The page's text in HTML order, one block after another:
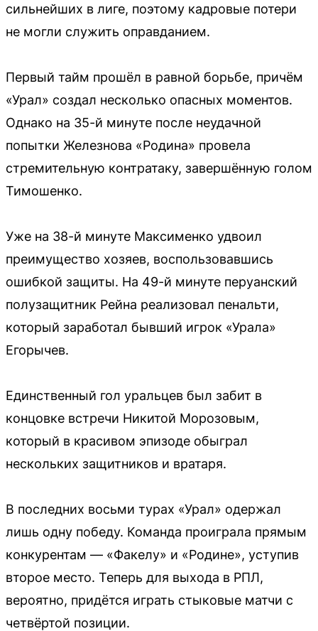
сильнейших в лиге, поэтому кадровые потери
не могли служить оправданием.
Первый тайм прошёл в равной борьбе, причём
«Урал» создал несколько опасных моментов.
Однако на 35-й минуте после неудачной
попытки Железнова «Родина» провела
стремительную контратаку, завершённую голом
Тимошенко.
Уже на 38-й минуте Максименко удвоил
преимущество хозяев, воспользовавшись
ошибкой защиты. На 49-й минуте перуанский
полузащитник Рейна реализовал пенальти,
который заработал бывший игрок «Урала»
Егорычев.
Единственный гол уральцев был забит в
концовке встречи Никитой Морозовым,
который в красивом эпизоде обыграл
нескольких защитников и вратаря.
В последних восьми турах «Урал» одержал
лишь одну победу. Команда проиграла прямым
конкурентам — «Факелу» и «Родине», уступив
второе место. Теперь для выхода в РПЛ,
вероятно, придётся играть стыковые матчи с
четвёртой позиции.